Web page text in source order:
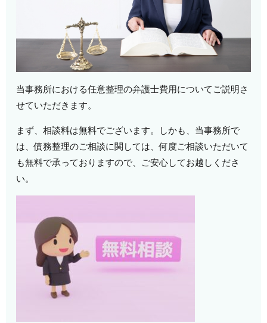
当事務所における任意整理の弁護士費用についてご説明さ
せていただきます。
まず、相談料は無料でございます。しかも、当事務所で
は、債務整理のご相談に関しては、何度ご相談いただいて
も無料で承っておりますので、ご安心してお越しくださ
い。